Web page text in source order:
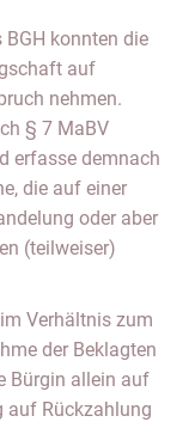
BGH konnten die
auf
nehmen.
§ 7 MaBV
erfasse demnach
die auf einer
oder aber
(teilweiser)
Verhältnis zum
der Beklagten
Bürgin allein auf
auf Rückzahlung